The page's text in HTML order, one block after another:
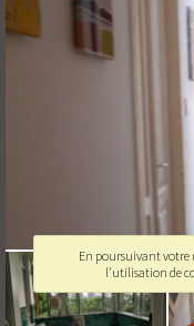
En poursuivant votre
l'utilisation de